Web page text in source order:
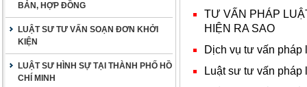
BẢN, HỢP ĐỒNG
LUẬT SƯ TƯ VẤN SOẠN ĐƠN KHỞI
KIỆN
LUẬT SƯ HÌNH SỰ TẠI THÀNH PHỐ HỒ
CHÍ MINH
TƯ VẤN PHÁP
HIỆN RA SAO
Dịch vụ tư vấn
Luật sư tư vấn pháp